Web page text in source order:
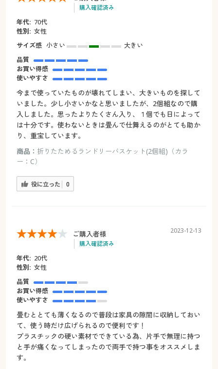
購入確認済み
年代: 70代
性別: 女性
サイズ感 小さい
大きい
品質
お買い得感
使いやすさ
今まで使っていたものが壊れてしまい、大きいものを探して
いました。少し小さいかなと思いましたが、2個組なので購
入しました。思ったよりたくさん入り、１個でも日によって
は十分です。使わないときは畳んで仕舞えるのがとても助か
り、重宝しています。
商品： 折りたためるランドリーバスケット(2個組)（カラ
ー：C）
役に立った 0
ご購入者様
購入確認済み
2023-12-13
年代: 20代
性別: 女性
品質
お買い得感
使いやすさ
畳むととても薄くなるので普段は家具の隙間に収納しておい
て、使う時だけ広げられるので便利です！
プラスチックの硬い素材でできている為、片手で無理に持つ
と手が痛くなってしまったので両手で持つ事をオススメしま
す。